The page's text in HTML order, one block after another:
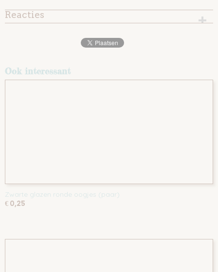
Reacties
Ook interessant
Zwarte glazen ronde oogjes (paar)
€ 0,25